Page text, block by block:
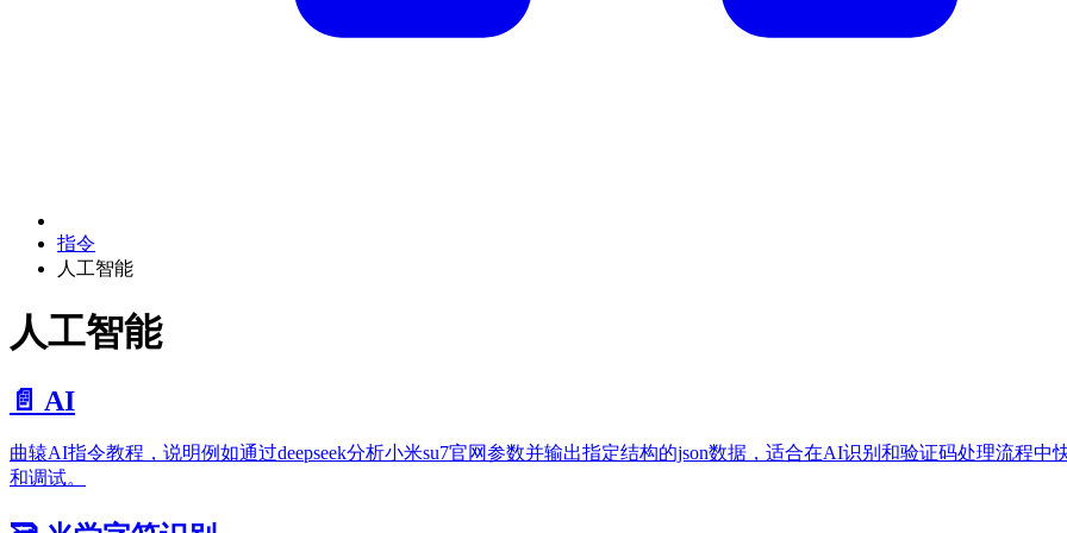
指令
人工智能
人工智能
📄️ AI
曲辕AI指令教程，说明例如通过deepseek分析小米su7官网参数并输出指定结构的json数据，适合在AI识别和验证码处理流程中
和调试。